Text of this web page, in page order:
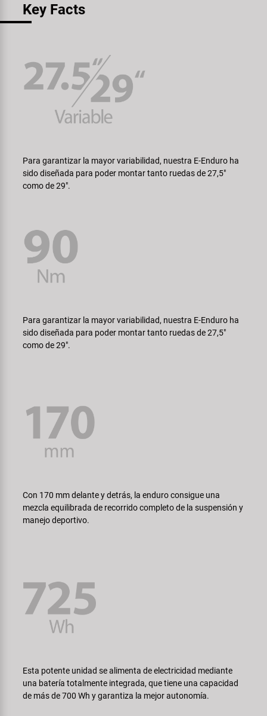
Key Facts
Para garantizar la mayor variabilidad, nuestra E-Enduro ha
sido diseñada para poder montar tanto ruedas de 27,5"
como de 29".
Para garantizar la mayor variabilidad, nuestra E-Enduro ha
sido diseñada para poder montar tanto ruedas de 27,5"
como de 29".
Con 170 mm delante y detrás, la enduro consigue una
mezcla equilibrada de recorrido completo de la suspensión y
manejo deportivo.
Esta potente unidad se alimenta de electricidad mediante
una batería totalmente integrada, que tiene una capacidad
de más de 700 Wh y garantiza la mejor autonomía.